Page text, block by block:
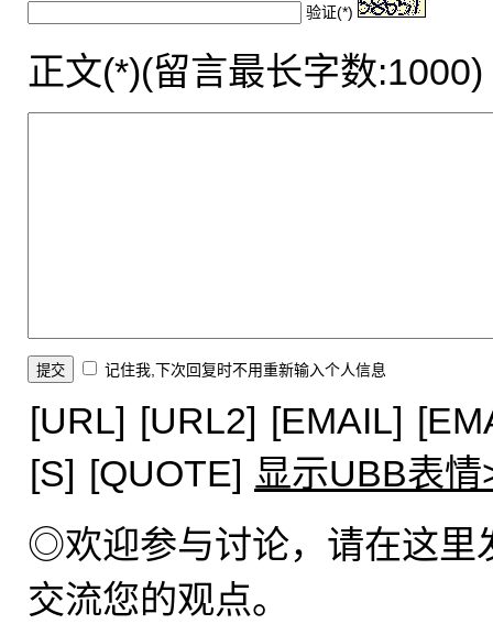
验证(*)
正文(*)(留言最长字数:1000)
记住我,下次回复时不用重新输入个人信息
[URL] [URL2] [EMAIL]
[S] [QUOTE] 显示UBB表情
◎欢迎参与讨论，请在这里
交流您的观点。